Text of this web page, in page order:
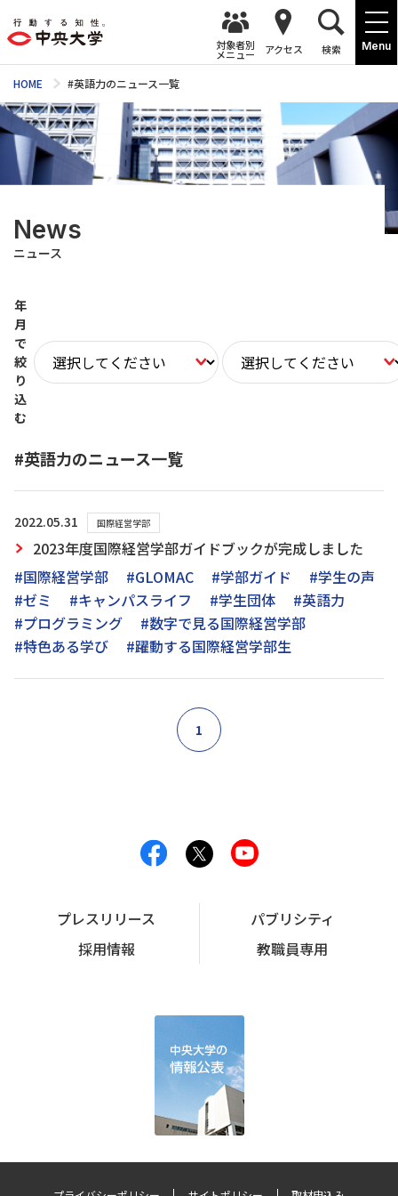
Menu
対象者別
メニュー アクセス 検索
HOME #英語力のニュース一覧
News
ニュース
年
月
で
絞
り
込
む
#英語力のニュース一覧
2022.05.31 国際経営学部
2023年度国際経営学部ガイドブックが完成しました
#国際経営学部
#GLOMAC #学部ガイド
#学生の声
#ゼミ
#キャンパスライフ #学生団体
#英語力
#プログラミング
#数字で見る国際経営学部
#特色ある学び
#躍動する国際経営学部生
1
プレスリリース
パブリシティ
採用情報
教職員専用